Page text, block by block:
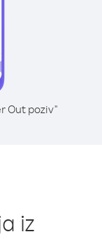
Out poziv"
iz